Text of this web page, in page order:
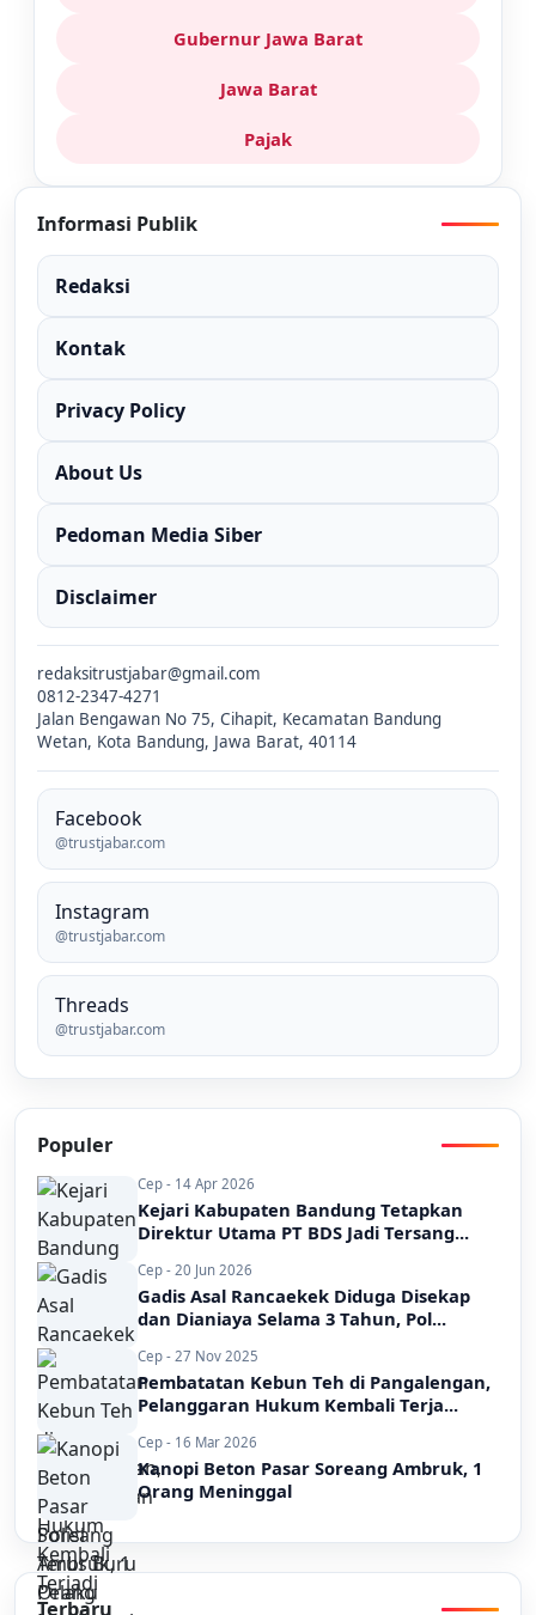
Gubernur Jawa Barat
Jawa Barat
Pajak
Informasi Publik
Redaksi
Kontak
Privacy Policy
About Us
Pedoman Media Siber
Disclaimer
redaksitrustjabar@gmail.com
0812-2347-4271
Jalan Bengawan No 75, Cihapit, Kecamatan Bandung
Wetan, Kota Bandung, Jawa Barat, 40114
Facebook
@trustjabar.com
Instagram
@trustjabar.com
Threads
@trustjabar.com
Populer
Cep - 14 Apr 2026
Kejari Kabupaten Bandung Tetapkan
Direktur Utama PT BDS Jadi Tersang...
Cep - 20 Jun 2026
Gadis Asal Rancaekek Diduga Disekap
dan Dianiaya Selama 3 Tahun, Pol...
Cep - 27 Nov 2025
Pembatatan Kebun Teh di Pangalengan,
Pelanggaran Hukum Kembali Terja...
Cep - 16 Mar 2026
Kanopi Beton Pasar Soreang Ambruk, 1
Orang Meninggal
Terbaru